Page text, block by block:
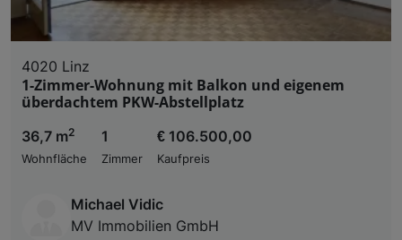
4020 Linz
1-Zimmer-Wohnung mit Balkon und eigenem
überdachtem PKW-Abstellplatz
36,7 m2
Wohnfläche
1
Zimmer
€ 106.500,00
Kaufpreis
Michael Vidic
MV Immobilien GmbH